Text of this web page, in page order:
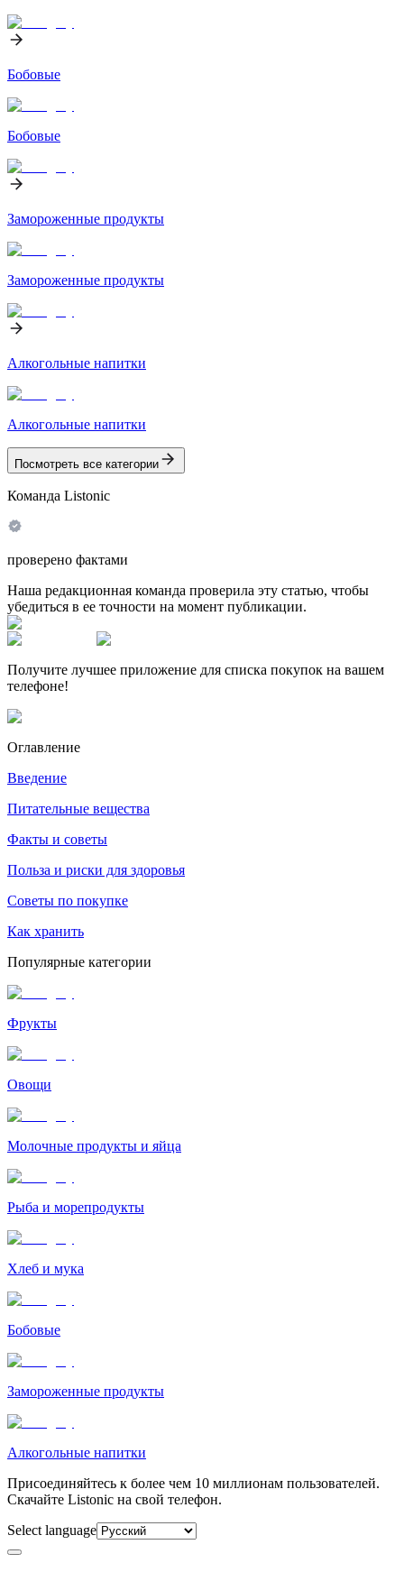
Бобовые
Бобовые
Замороженные продукты
Замороженные продукты
Алкогольные напитки
Алкогольные напитки
Посмотреть все категории
Команда Listonic
проверено фактами
Наша редакционная команда проверила эту статью, чтобы
убедиться в ее точности на момент публикации.
Получите лучшее приложение для списка покупок на вашем
телефоне!
Оглавление
Введение
Питательные вещества
Факты и советы
Польза и риски для здоровья
Советы по покупке
Как хранить
Популярные категории
Фрукты
Овощи
Молочные продукты и яйца
Рыба и морепродукты
Хлеб и мука
Бобовые
Замороженные продукты
Алкогольные напитки
Присоединяйтесь к более чем 10 миллионам пользователей.
Скачайте Listonic на свой телефон.
Select language